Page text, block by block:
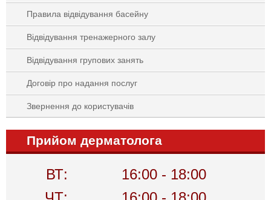
Правила відвідування басейну
Відвідування тренажерного залу
Відвідування групових занять
Договір про надання послуг
Звернення до користувачів
Прийом дерматолога
ВТ:
16:00 - 18:00